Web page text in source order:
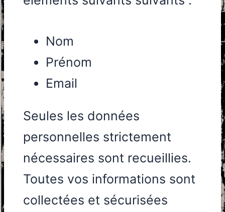
Nom
Prénom
Email
Seules les données
personnelles strictement
nécessaires sont recueillies.
Toutes vos informations sont
collectées et sécurisées